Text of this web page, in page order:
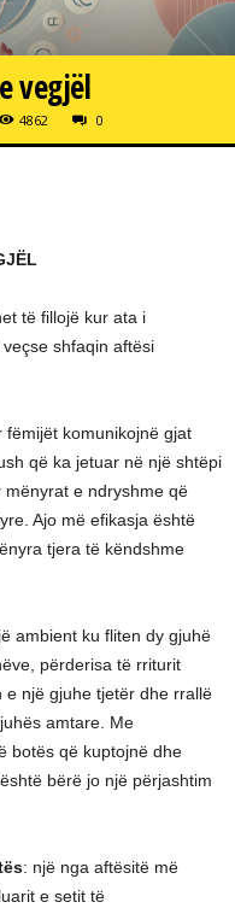
vegjël
4862 0
të fillojë kur ata i
shfaqin aftësi
komunikojnë gjat
që ka jetuar në një shtëpi
e ndryshme që
Ajo më efikasja është
tjera të këndshme
ambient ku fliten dy gjuhë
përderisa të rriturit
e një gjuhe tjetër dhe rrallë
amtare. Me
botës që kuptojnë dhe
bërë jo një përjashtim
: një nga aftësitë më
e setit të